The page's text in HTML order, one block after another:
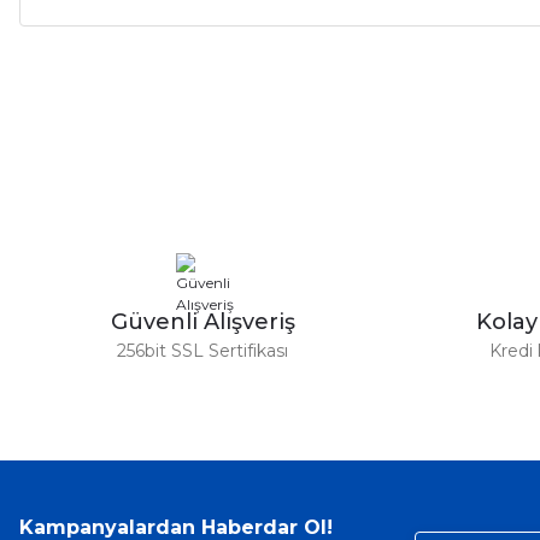
Ürün fiyatı diğer sitelerden daha pahalı.
Bu ürüne benzer farklı alternatifler olmalı.
Güvenli Alışveriş
256bit SSL Sertifikası Kredi
Kampanyalardan Haberdar Ol!